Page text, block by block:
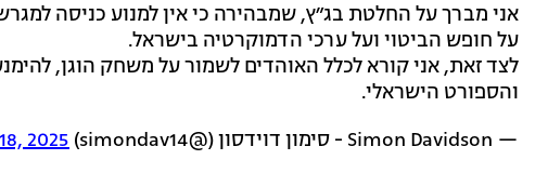
אני מברך על החלטת בג״ץ, שמבהירה כי אין למנוע כניסה
על חופש הביטוי ועל ערכי הדמוקרטיה בישראל.
לצד זאת, אני קורא לכלל האוהדים לשמור על משחק הוגן,
והספורט הישראלי.
— Simon Davidson - סימון דוידסון (@simondav14)
2025